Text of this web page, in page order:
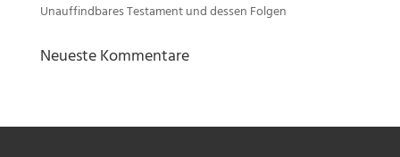
Unauffindbares Testament und dessen Folgen
Neueste Kommentare